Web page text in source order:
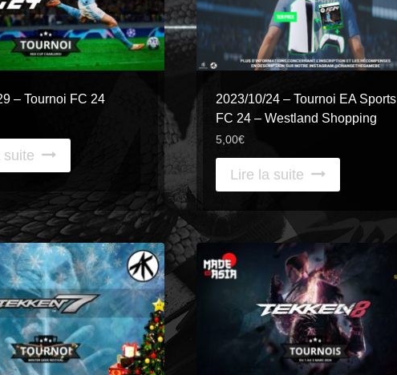
– Tournoi FC 24
suite
2023/10/24 – Tournoi EA Sports
FC 24 – Westland Shopping
5,00€
Lire la suite